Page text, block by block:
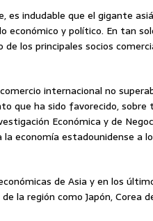
indudable que el gigante
económico y político. En tan
los principales socios
internacional no
que ha sido favorecido, sobre
Económica y de
economía estadounidense a
de Asia y en los
la región como Japón, Corea